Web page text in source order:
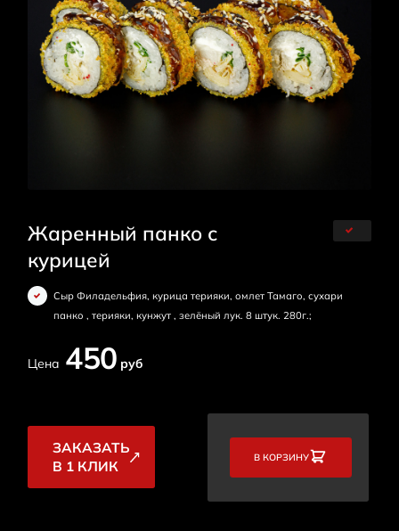
COУС / ИМБИРЬ
HAПИТКИ
Жаренный панко с
курицей
Сыр Филадельфия, курица терияки, омлет Тамаго, сухари
панко , терияки, кунжут , зелёный лук. 8 штук. 280г.;
Цена 450 руб
ЗАКАЗАТЬ
В 1 КЛИК
В КОРЗИНУ